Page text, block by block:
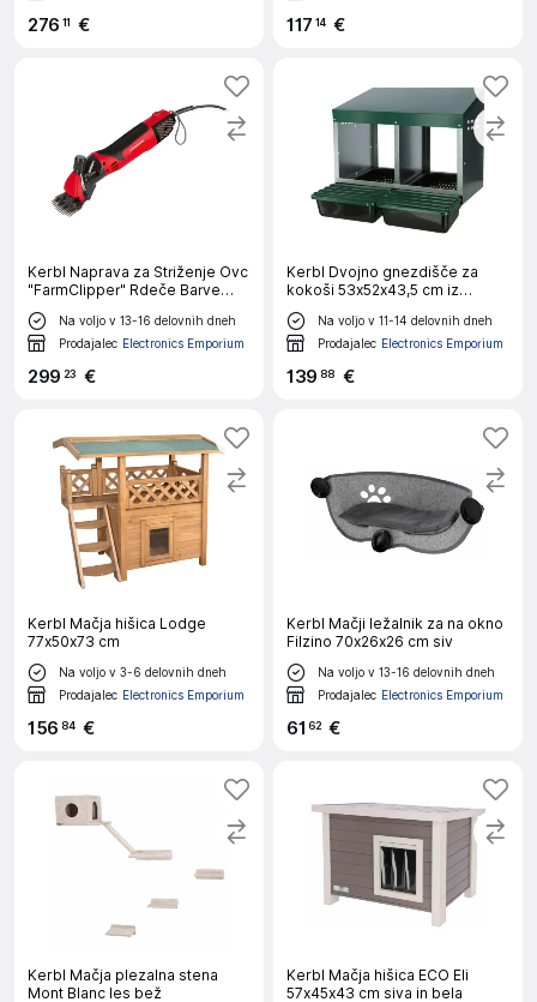
276 11 € 117 14 €
Kerbl Naprava za Striženje Ovc
"FarmClipper" Rdeče Barve
18261
Na voljo v 13-16 delovnih dneh
Prodajalec Electronics Emporium
299 23 €
Kerbl Dvojno gnezdišče za
kokoši 53x52x43,5 cm iz
plastike zeleno
Na voljo v 11-14 delovnih dneh
Prodajalec Electronics Emporium
139 88 €
Kerbl Mačja hišica Lodge
77x50x73 cm
Na voljo v 3-6 delovnih dneh
Prodajalec Electronics Emporium
156 84 €
Kerbl Mačji ležalnik za na okno
Filzino 70x26x26 cm siv
Na voljo v 13-16 delovnih dneh
Prodajalec Electronics Emporium
61 62 €
Kerbl Mačja plezalna stena
Mont Blanc les bež
Kerbl Mačja hišica ECO Eli
57x45x43 cm siva in bela